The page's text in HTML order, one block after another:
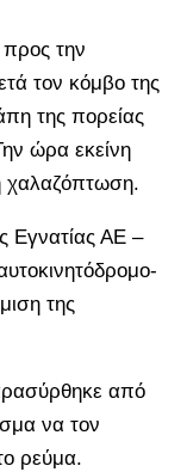
την
τον κόμβο της
της πορείας
ώρα εκείνη
χαλαζόπτωση.
Εγνατίας ΑΕ –
της
από
να τον
ρεύμα.